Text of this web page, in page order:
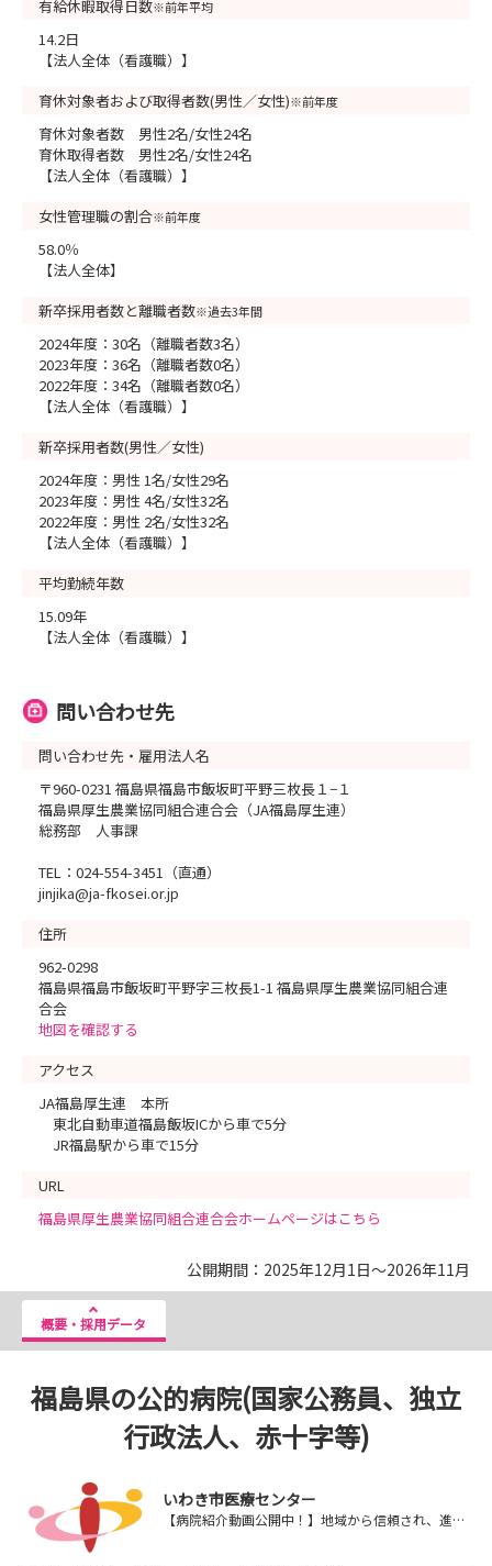
有給休暇取得日数※前年平均
14.2日
【法人全体（看護職）】
育休対象者および取得者数(男性／女性)※前年度
育休対象者数 男性2名/女性24名
育休取得者数 男性2名/女性24名
【法人全体（看護職）】
女性管理職の割合※前年度
58.0％
【法人全体】
新卒採用者数と離職者数※過去3年間
2024年度：30名（離職者数3名）
2023年度：36名（離職者数0名）
2022年度：34名（離職者数0名）
【法人全体（看護職）】
新卒採用者数(男性／女性)
2024年度：男性 1名/女性29名
2023年度：男性 4名/女性32名
2022年度：男性 2名/女性32名
【法人全体（看護職）】
平均勤続年数
15.09年
【法人全体（看護職）】
問い合わせ先
問い合わせ先・雇用法人名
〒960-0231 福島県福島市飯坂町平野三枚長１−１
福島県厚生農業協同組合連合会（JA福島厚生連）
総務部 人事課
TEL：024-554-3451（直通）
jinjika@ja-fkosei.or.jp
住所
962-0298
福島県福島市飯坂町平野字三枚長1-1 福島県厚生農業協同組合連
合会
地図を確認する
アクセス
JA福島厚生連 本所
東北自動車道福島飯坂ICから車で5分
JR福島駅から車で15分
URL
福島県厚生農業協同組合連合会ホームページはこちら
公開期間：2025年12月1日～2026年11月
概要・採用データ
福島県の公的病院(国家公務員、独立
行政法人、赤十字等)
いわき市医療センター
【病院紹介動画公開中！】地域から信頼され、進歩し続ける病院を目指して。ワークライフバランスを重視し、働き続けられる職場環境づくりに力を入れています！